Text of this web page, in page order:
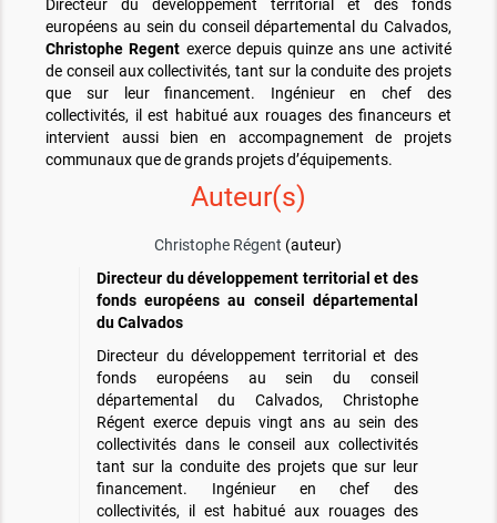
Directeur du développement territorial et des fonds
européens au sein du conseil départemental du Calvados,
Christophe Regent exerce depuis quinze ans une activité
de conseil aux collectivités, tant sur la conduite des projets
que sur leur financement. Ingénieur en chef des
collectivités, il est habitué aux rouages des financeurs et
intervient aussi bien en accompagnement de projets
communaux que de grands projets d’équipements.
Auteur(s)
Christophe Régent (auteur)
Directeur du développement territorial et des
fonds européens au conseil départemental
du Calvados
Directeur du développement territorial et des
fonds européens au sein du conseil
départemental du Calvados, Christophe
Régent exerce depuis vingt ans au sein des
collectivités dans le conseil aux collectivités
tant sur la conduite des projets que sur leur
financement. Ingénieur en chef des
collectivités, il est habitué aux rouages des